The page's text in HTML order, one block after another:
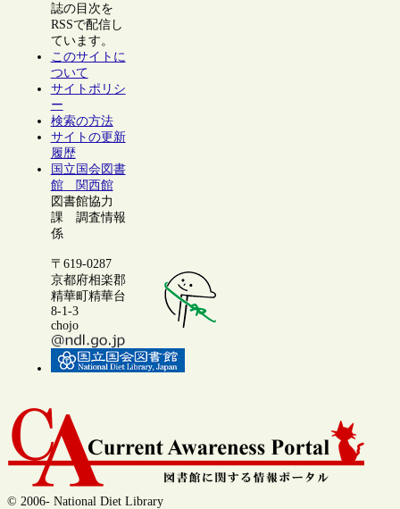
誌の目次を
RSSで配信し
ています。
このサイトに
ついて
サイトポリシ
ー
検索の方法
サイトの更新
履歴
国立国会図書
館 関西館
図書館協力
課 調査情報
係
〒619-0287
京都府相楽郡
精華町精華台
8-1-3
chojo
© 2006- National Diet Library